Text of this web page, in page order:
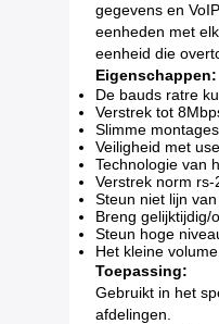
gegevens en
eenheden met
eenheid die
Eigenschappen:
De bauds ratre
Verstrek tot
Slimme
Veiligheid met
Technologie van
Verstrek norm rs-
Steun niet lijn
Breng gelijktijdig/
Steun hoge
Het kleine
Toepassing:
Gebruikt in het
afdelingen.